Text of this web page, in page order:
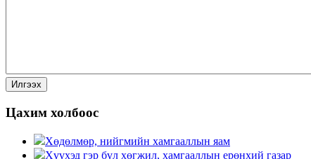
Цахим холбоос
Хөдөлмөр, нийгмийн хамгааллын яам
Хүүхэд гэр бүл хөгжил, хамгааллын ерөнхий газар